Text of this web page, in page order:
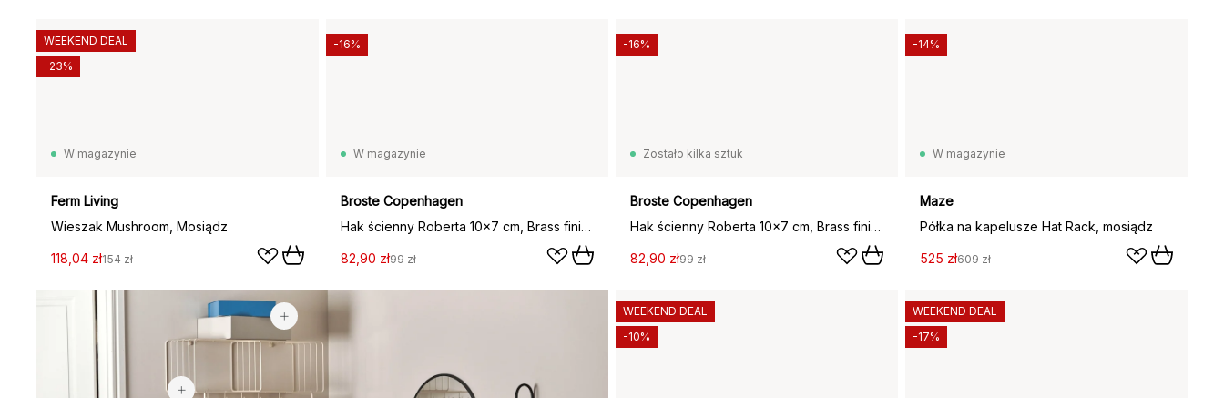
W magazynie
Ferm Living
Wieszak Mushroom, Mosiądz
118,04 zł154 zł
WEEKEND DEAL
-23%
W magazynie
Broste Copenhagen
Hak ścienny Roberta 10x7 cm, Brass finish
82,90 zł99 zł
-16%
Zostało kilka sztuk
Broste Copenhagen
Hak ścienny Roberta 10x7 cm, Brass finish
82,90 zł99 zł
-16%
W magazynie
Maze
Półka na kapelusze Hat Rack, mosiądz
525 zł609 zł
-14%
128,80 zł
WEEKEND DEAL
-10%
WEEKEND DEAL
-17%